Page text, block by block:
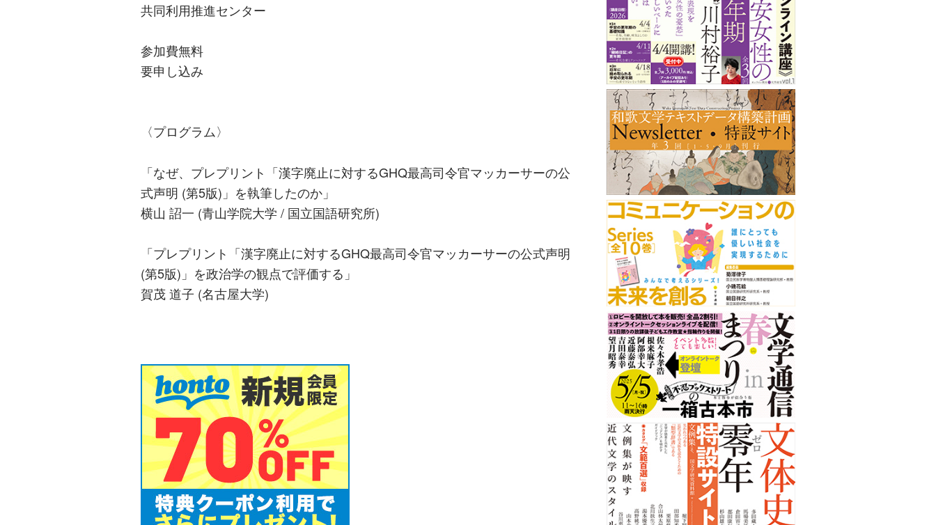
共同利用推進センター
参加費無料
要申し込み
〈プログラム〉
「なぜ、プレプリント「漢字廃止に対するGHQ最高司令官マッカーサーの公
式声明 (第5版)」を執筆したのか」
横山 詔一 (青山学院大学 / 国立国語研究所)
「プレプリント「漢字廃止に対するGHQ最高司令官マッカーサーの公式声明
(第5版)」を政治学の観点で評価する」
賀茂 道子 (名古屋大学)